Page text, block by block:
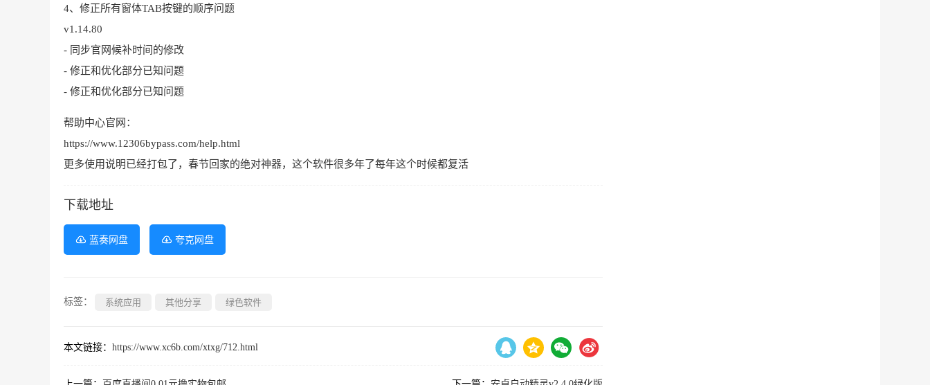
4、修正所有窗体TAB按键的顺序问题
v1.14.80
- 同步官网候补时间的修改
- 修正和优化部分已知问题
- 修正和优化部分已知问题
帮助中心官网：
https://www.12306bypass.com/help.html
更多使用说明已经打包了，春节回家的绝对神器，这个软件很多年了每年这个时候都复活
下载地址
蓝奏网盘 夸克网盘
标签： 系统应用 其他分享 绿色软件
本文链接： https://www.xc6b.com/xtxg/712.html